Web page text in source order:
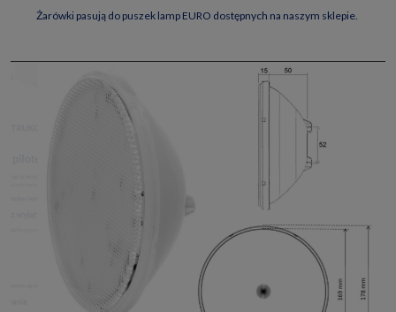
Żarówki pasują do puszek lamp EURO dostępnych na naszym sklepie.